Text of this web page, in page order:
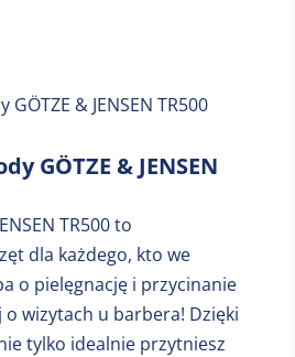
XT5100 to dobre i
które musiało się
zestawieniu trymerów do
GÖTZE & JENSEN
TR500 to
dla każdego, kto we
o pielęgnację i przycinanie
wizytach u barbera! Dzięki
tylko idealnie przytniesz